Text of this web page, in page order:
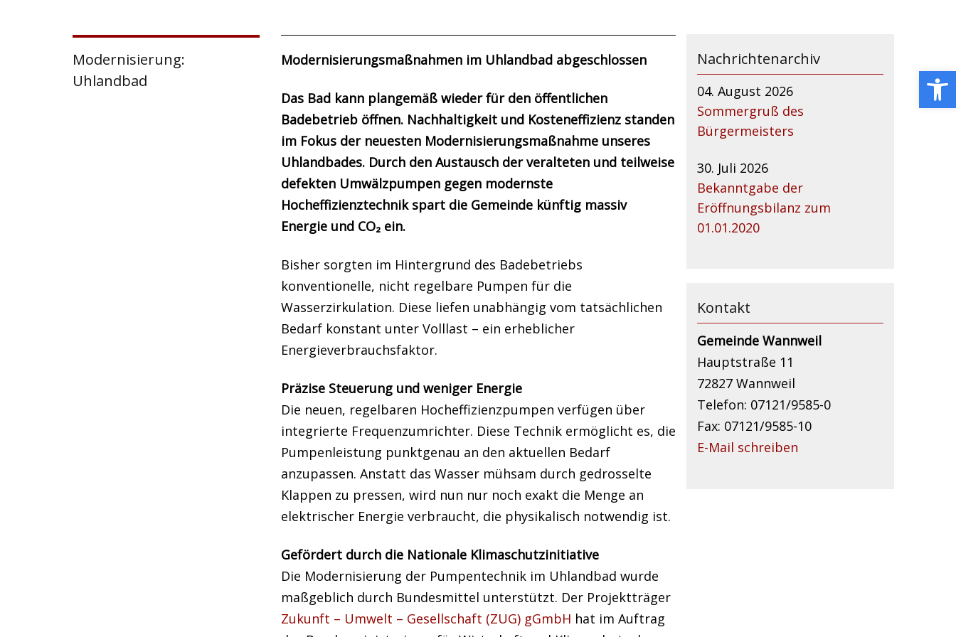
Modernisierung:
Uhlandbad
Modernisierungsmaßnahmen im Uhlandbad abgeschlossen
Das Bad kann plangemäß wieder für den öffentlichen
Badebetrieb öffnen. Nachhaltigkeit und Kosteneffizienz standen
im Fokus der neuesten Modernisierungsmaßnahme unseres
Uhlandbades. Durch den Austausch der veralteten und teilweise
defekten Umwälzpumpen gegen modernste
Hocheffizienztechnik spart die Gemeinde künftig massiv
Energie und CO₂ ein.
Bisher sorgten im Hintergrund des Badebetriebs
konventionelle, nicht regelbare Pumpen für die
Wasserzirkulation. Diese liefen unabhängig vom tatsächlichen
Bedarf konstant unter Volllast – ein erheblicher
Energieverbrauchsfaktor.
Präzise Steuerung und weniger Energie
Die neuen, regelbaren Hocheffizienzpumpen verfügen über
integrierte Frequenzumrichter. Diese Technik ermöglicht es, die
Pumpenleistung punktgenau an den aktuellen Bedarf
anzupassen. Anstatt das Wasser mühsam durch gedrosselte
Klappen zu pressen, wird nun nur noch exakt die Menge an
elektrischer Energie verbraucht, die physikalisch notwendig ist.
Gefördert durch die Nationale Klimaschutzinitiative
Die Modernisierung der Pumpentechnik im Uhlandbad wurde
maßgeblich durch Bundesmittel unterstützt. Der Projektträger
Zukunft – Umwelt – Gesellschaft (ZUG) gGmbH hat im Auftrag
Nachrichtenarchiv
04. August 2026
Sommergruß des
Bürgermeisters
30. Juli 2026
Bekanntgabe der
Eröffnungsbilanz zum
01.01.2020
Kontakt
Gemeinde Wannweil
Hauptstraße 11
72827 Wannweil
Telefon: 07121/9585-0
Fax: 07121/9585-10
E-Mail schreiben
Open toolbar